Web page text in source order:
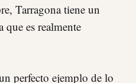
Tarragona tiene un
es realmente
perfecto ejemplo de lo